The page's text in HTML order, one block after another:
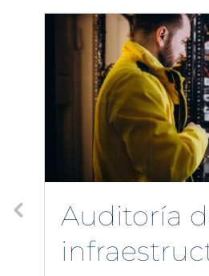
Auditoría